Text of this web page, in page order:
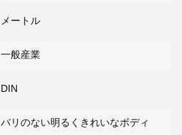
メートル
一般産業
DIN
バリのない明るくきれいなボディ